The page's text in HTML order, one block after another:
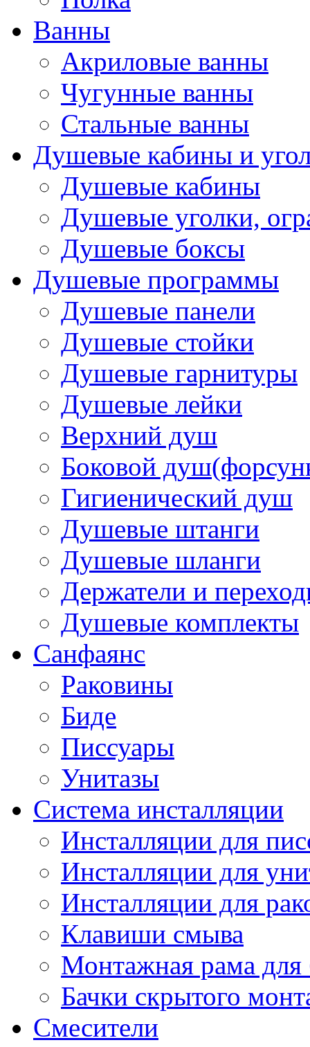
Ванны
Акриловые ванны
Чугунные ванны
Стальные ванны
Душевые кабины и
Душевые кабины
Душевые уголки,
Душевые боксы
Душевые программы
Душевые панели
Душевые стойки
Душевые гарнитуры
Душевые лейки
Верхний душ
Боковой
Гигиенический душ
Душевые штанги
Душевые шланги
Держатели и
Душевые комплекты
Санфаянс
Раковины
Биде
Писсуары
Унитазы
Система инсталляции
Инсталляции для
Инсталляции для
Инсталляции для
Клавиши смыва
Монтажная рама для
Бачки скрытого
Смесители